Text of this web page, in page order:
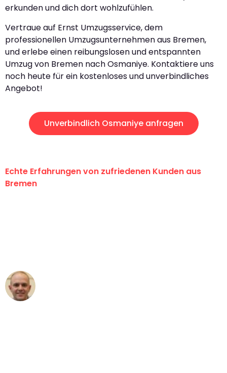
erkunden und dich dort wohlzufühlen.
Vertraue auf Ernst Umzugsservice, dem
professionellen Umzugsunternehmen aus Bremen,
und erlebe einen reibungslosen und entspannten
Umzug von Bremen nach Osmaniye. Kontaktiere uns
noch heute für ein kostenloses und unverbindliches
Angebot!
Unverbindlich Osmaniye anfragen
Echte Erfahrungen von zufriedenen Kunden aus
Bremen